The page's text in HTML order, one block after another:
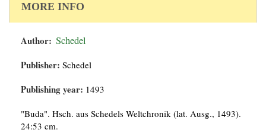
MORE INFO
Author: Schedel
Publisher: Schedel
Publishing year: 1493
"Buda". Hsch. aus Schedels Weltchronik (lat. Ausg., 1493).
24:53 cm.